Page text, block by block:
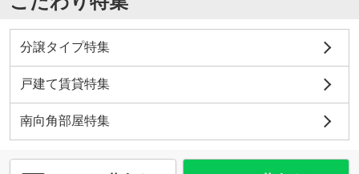
分譲タイプ特集
戸建て賃貸特集
南向角部屋特集